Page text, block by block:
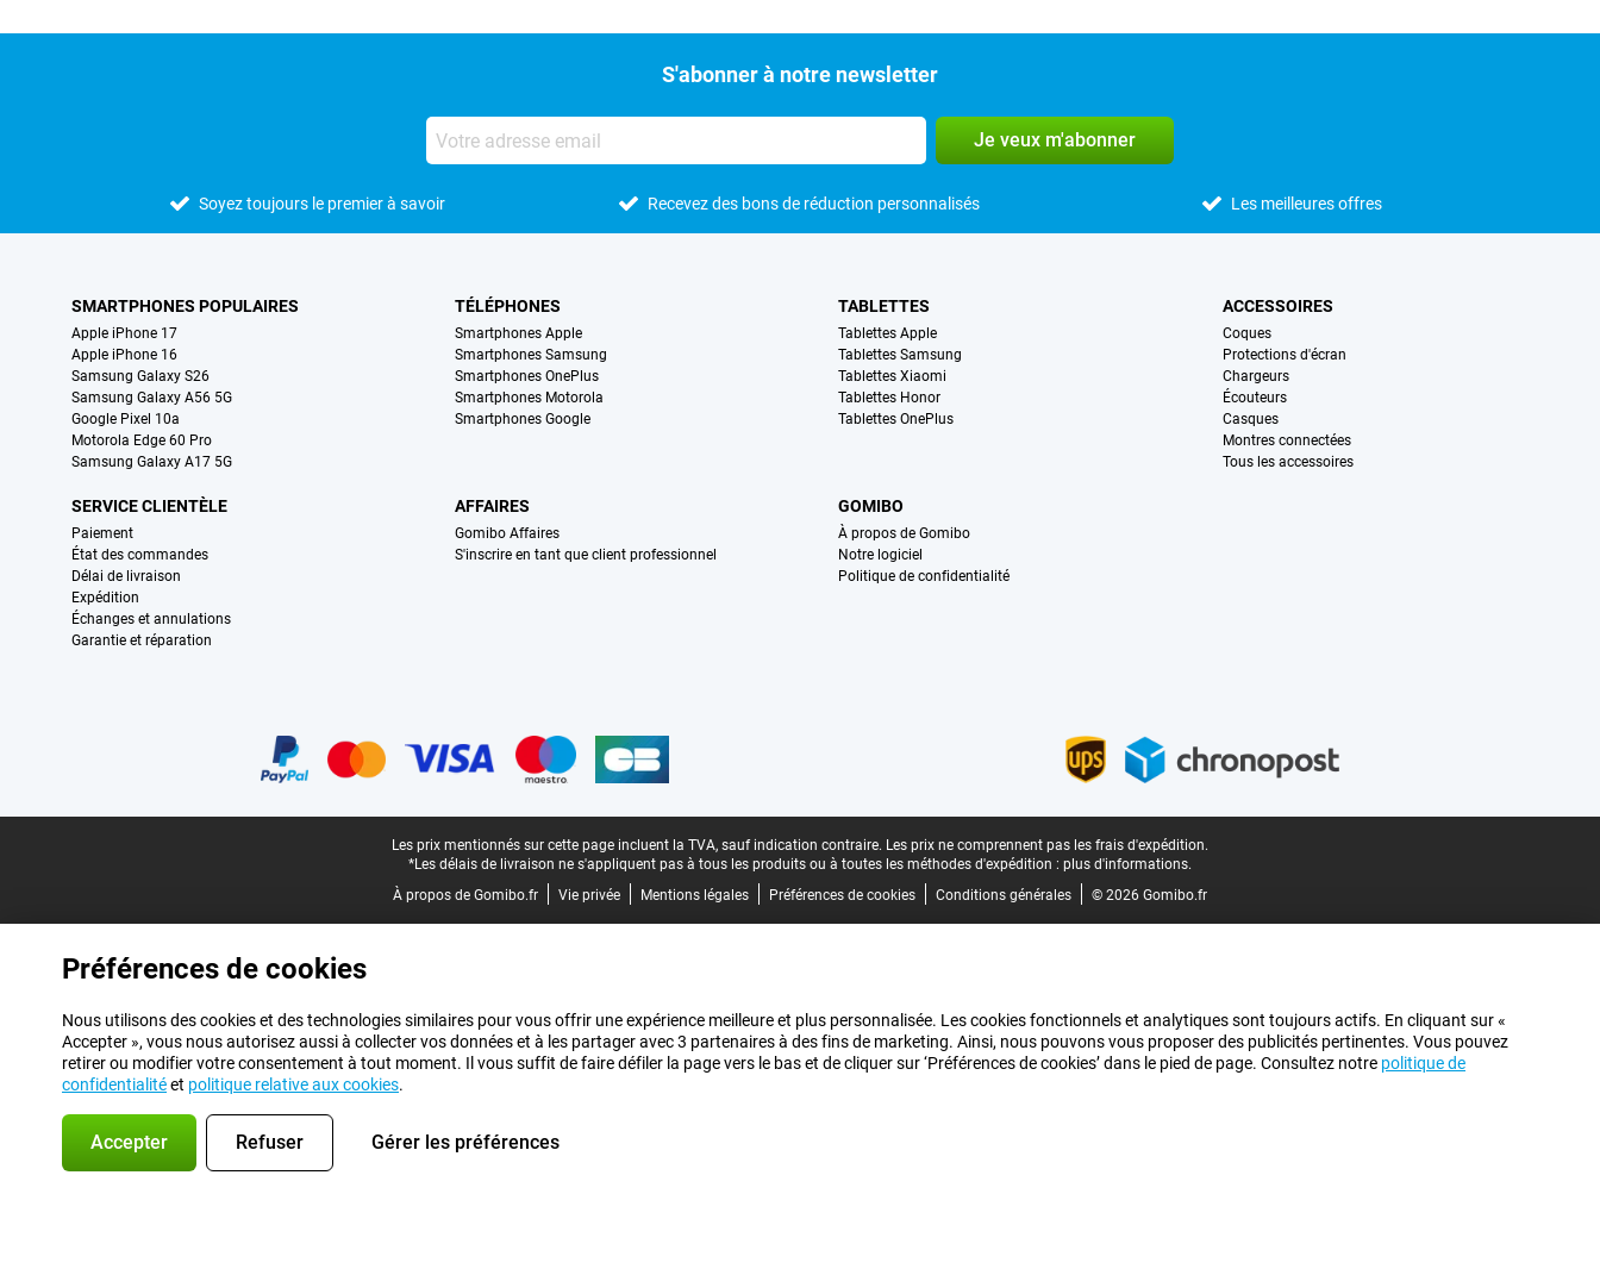
S'abonner à notre newsletter
Je veux m'abonner
Soyez toujours le premier à savoir Recevez des bons de réduction personnalisés Les meilleures offres
SMARTPHONES POPULAIRES
Apple iPhone 17
Apple iPhone 16
Samsung Galaxy S26
Samsung Galaxy A56 5G
Google Pixel 10a
Motorola Edge 60 Pro
Samsung Galaxy A17 5G
TÉLÉPHONES
Smartphones Apple
Smartphones Samsung
Smartphones OnePlus
Smartphones Motorola
Smartphones Google
TABLETTES
Tablettes Apple
Tablettes Samsung
Tablettes Xiaomi
Tablettes Honor
Tablettes OnePlus
ACCESSOIRES
Coques
Protections d'écran
Chargeurs
Écouteurs
Casques
Montres connectées
Tous les accessoires
SERVICE CLIENTÈLE
Paiement
État des commandes
Délai de livraison
Expédition
Échanges et annulations
Garantie et réparation
AFFAIRES
Gomibo Affaires
S'inscrire en tant que client professionnel
GOMIBO
À propos de Gomibo
Notre logiciel
Politique de confidentialité
Les prix mentionnés sur cette page incluent la TVA, sauf indication contraire. Les prix ne comprennent pas les frais d'expédition.
*Les délais de livraison ne s'appliquent pas à tous les produits ou à toutes les méthodes d'expédition : plus d'informations.
À propos de Gomibo.fr
Vie privée Mentions légales Préférences de cookies Conditions générales © 2026 Gomibo.fr
Préférences de cookies
Nous utilisons des cookies et des technologies similaires pour vous offrir une expérience meilleure et plus personnalisée. Les cookies fonctionnels et analytiques sont toujours actifs. En cliquant sur «
Accepter », vous nous autorisez aussi à collecter vos données et à les partager avec 3 partenaires à des fins de marketing. Ainsi, nous pouvons vous proposer des publicités pertinentes. Vous pouvez
retirer ou modifier votre consentement à tout moment. Il vous suffit de faire défiler la page vers le bas et de cliquer sur ‘Préférences de cookies’ dans le pied de page. Consultez notre politique de
confidentialitéet politique relative aux cookies.
Accepter Refuser Gérer les préférences